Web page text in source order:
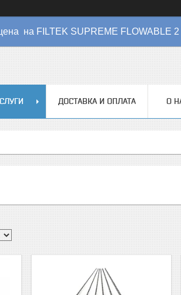
на FILTEK SUPREME FLOWABLE 2
ДОСТАВКА И ОПЛАТА О